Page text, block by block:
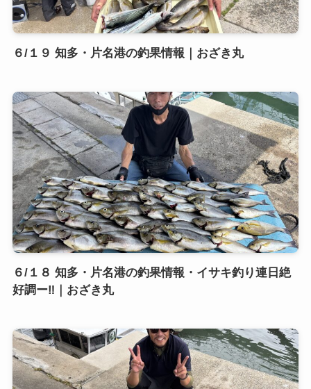
６/１９ 知多・片名港の釣果情報｜おざき丸
６/１８ 知多・片名港の釣果情報・イサキ釣り連日絶
好調ー‼️｜おざき丸